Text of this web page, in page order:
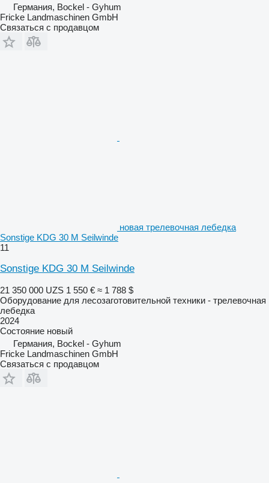
Германия, Bockel - Gyhum
Fricke Landmaschinen GmbH
Связаться с продавцом
новая трелевочная лебедка
Sonstige KDG 30 M Seilwinde
11
Sonstige KDG 30 M Seilwinde
21 350 000 UZS 1 550 € ≈ 1 788 $
Оборудование для лесозаготовительной техники - трелевочная
лебедка
2024
Состояние новый
Германия, Bockel - Gyhum
Fricke Landmaschinen GmbH
Связаться с продавцом